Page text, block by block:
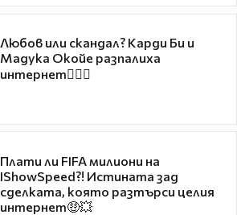
Любов или скандал? Карди Би и
Мадука Окойе разпалиха
интернет❤️‍🔥🔥
Плати ли FIFA милиони на
IShowSpeed?! Истината зад
сделката, която разтърси целия
интернет🤑💥